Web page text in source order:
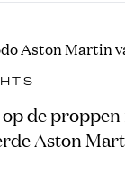
de proppen
Aston